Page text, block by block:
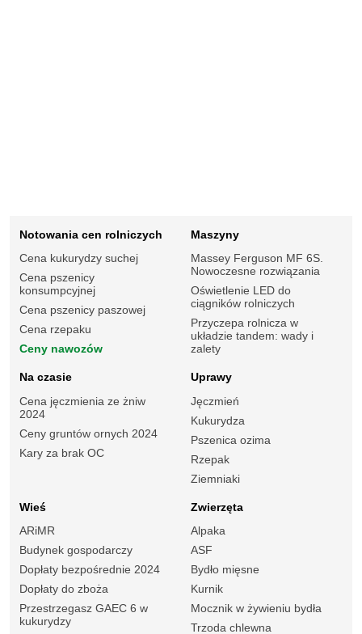
Notowania cen rolniczych
Cena kukurydzy suchej
Cena pszenicy
konsumpcyjnej
Cena pszenicy paszowej
Cena rzepaku
Ceny nawozów
Maszyny
Massey Ferguson MF 6S.
Nowoczesne rozwiązania
Oświetlenie LED do
ciągników rolniczych
Przyczepa rolnicza w
układzie tandem: wady i
zalety
Na czasie
Cena jęczmienia ze żniw
2024
Ceny gruntów ornych 2024
Kary za brak OC
Uprawy
Jęczmień
Kukurydza
Pszenica ozima
Rzepak
Ziemniaki
Wieś
ARiMR
Budynek gospodarczy
Dopłaty bezpośrednie 2024
Dopłaty do zboża
Przestrzegasz GAEC 6 w
kukurydzy
Zwierzęta
Alpaka
ASF
Bydło mięsne
Kurnik
Mocznik w żywieniu bydła
Trzoda chlewna